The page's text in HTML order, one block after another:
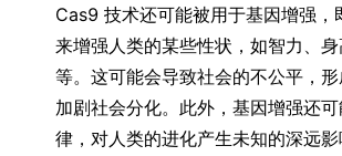
Cas9 技术还可能被用于基因增强，
来增强人类的某些性状，如智力、
等。这可能会导致社会的不公平，形
加剧社会分化。此外，基因增强还
律，对人类的进化产生未知的深远